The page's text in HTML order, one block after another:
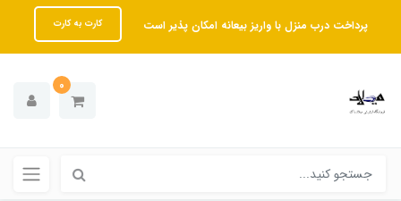
پرداخت درب منزل با واریز بیعانه امکان پذیر است کارت به کارت
0